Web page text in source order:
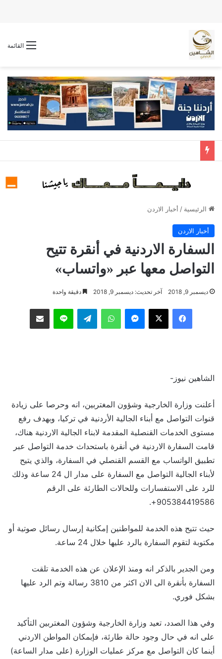
القائمة
الرئيسية / أخبار الاردن
أخبار الاردن
السفارة الاردنية في أنقرة تتيح
التواصل معها عبر «واتساب»
ديسمبر 9, 2018 آخر تحديث: ديسمبر 9, 2018 دقيقة واحدة
فيسبوك ‫X ماسنجر واتساب تيلقرام لاين مشاركة عبر البريد
الشاهين نيوز-
أعلنت وزارة الخارجية وشؤون المغتربين، انه وحرصا على زيادة
قنوات التواصل مع أبناء الجالية الأردنية في تركيا، وبهدف رفع
مستوى الخدمات القنصلية المقدمة لابناء الجالية الاردنية هناك،
قامت السفارة الاردنية في أنقرة باستحداث خدمة التواصل عبر
تطبيق الواتساب مع القسم القنصلي في السفارة، والذي يتيح
لأبناء الجالية التواصل مع السفارة على مدار ال 24 ساعة وذلك
للرد على الاستفسارات وللحالات الطارئة على الرقم
905384419586+.
حيث تتيح هذه الخدمة للمواطنين إمكانية إرسال رسائل صوتية أو
مكتوبة لتقوم السفارة بالرد عليها خلال 24 ساعة.
ومن الجدير بالذكر انه ومنذ الإعلان عن هذه الخدمة تلقت
السفارة بأنقرة الى الان اكثر من 3810 رسالة وتم الرد عليها
بشكل فوري.
وفي هذا الصدد، تعيد وزارة الخارجية وشؤون المغتربين التأكيد
على انه في حال وجود حالة طارئة، فإبمكان المواطن الاردني
أينما كان التواصل مع مركز عمليات الوزارة (على مدار الساعة)